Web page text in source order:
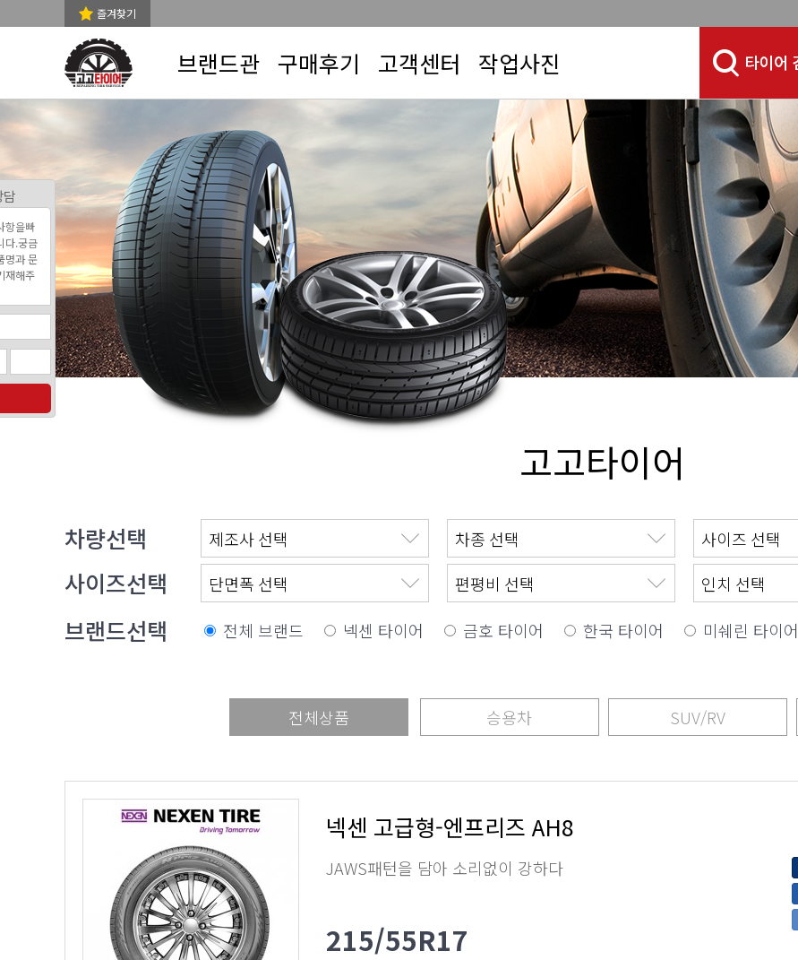
즐겨찾기
브랜드관 구매후기 고객센터 작업사진
고고타이어
차량선택
사이즈선택
브랜드선택
전체 브랜드 넥센 타이어 금호 타이어 한국 타이어 미쉐린 타이어
전체상품 승용차 SUV/RV
넥센 고급형-엔프리즈 AH8
JAWS패턴을 담아 소리없이 강하다
215/55R17